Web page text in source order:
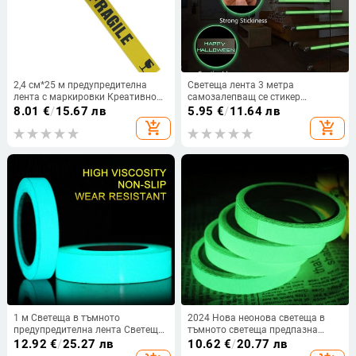
2,4 см*25 м предупредителна
лента с маркировки Креативно
напомняне Опасност, Внимание,
Предупреждение Предпазни
8.01 €/15.67 лв
add_shopping_cart
Светеща лента 3 метра
самозалепващ се стикер
Фотолуминесцентно светене в
Предупреждение За земята
флуоресцентна лента
5.95 €/11.64 лв
add_shopping_cart
1 м Светеща в тъмното
предупредителна лента Светеща
флуоресцентна нощна
самозалепваща се стикерна
12.92 €/25.27 лв
2024 Нова неонова светеща в
тъмното светеща предпазна
лента с висока яркост,
водоустойчивост, подвижна
10.62 €/20.77 лв